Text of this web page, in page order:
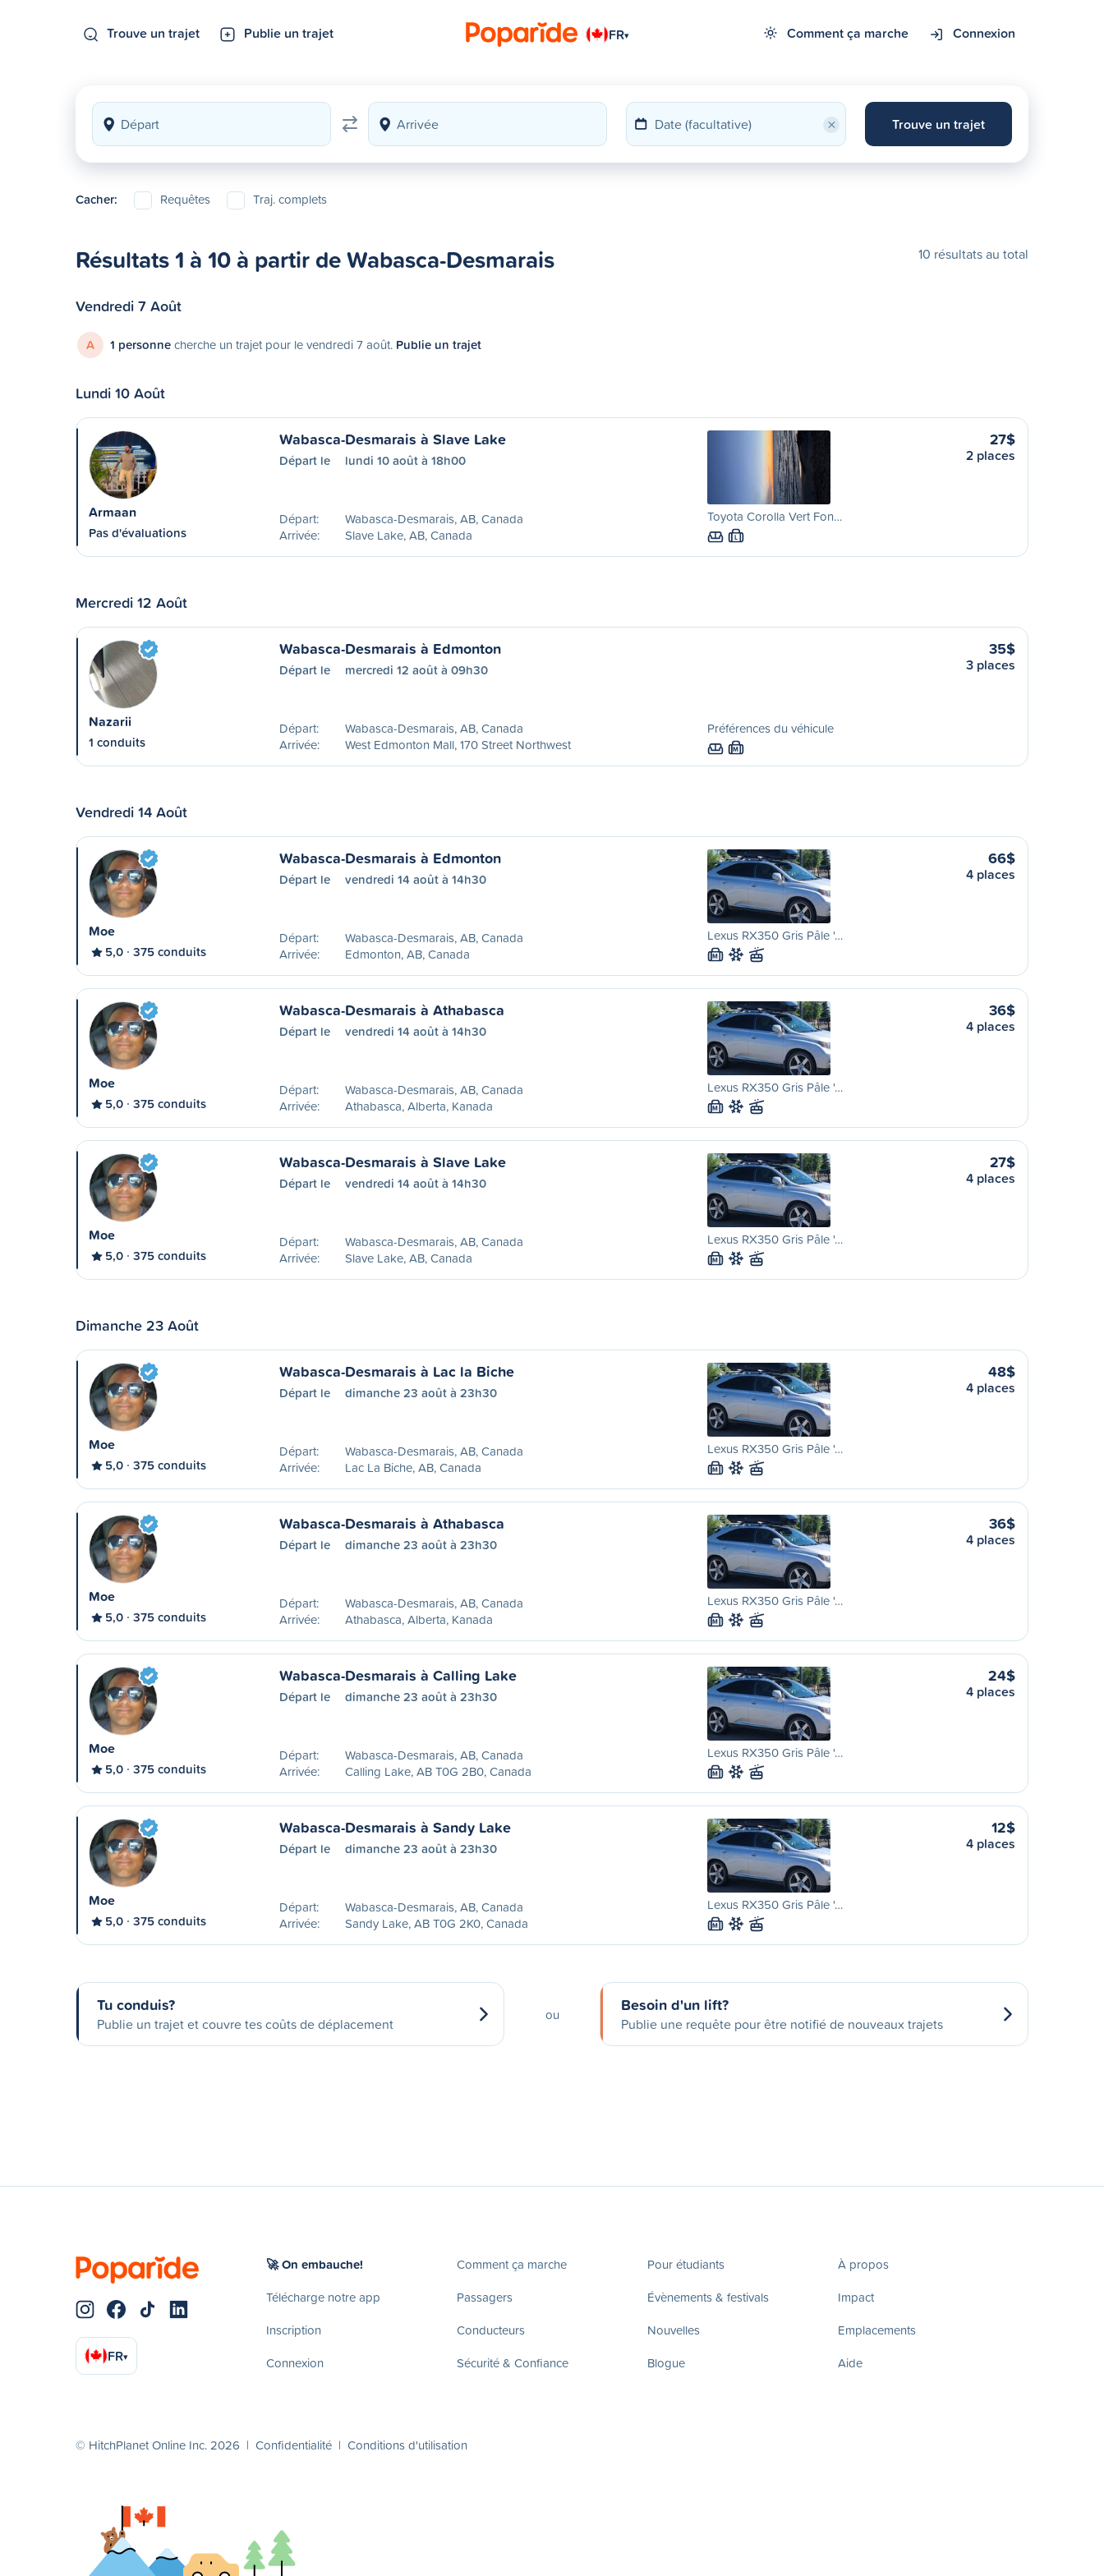
Trouve un trajet Publie un trajet FR▾ Comment ça marche Connexion
× Trouve un trajet
Cacher: Requêtes Traj. complets
Résultats 1 à 10 à partir de Wabasca-Desmarais 10 résultats au total
Vendredi 7 Août
A 1 personnecherche un trajet pour le vendredi 7 août. Publie un trajet
Lundi 10 Août
Armaan
Pas d'évaluations
Wabasca-Desmarais à Slave Lake
Départ le lundi 10 août à 18h00
Départ:
Wabasca-Desmarais, AB, Canada
Arrivée:
Slave Lake, AB, Canada
Toyota Corolla Vert Fon…
L
27$
2 places
Mercredi 12 Août
Nazarii
1 conduits
Wabasca-Desmarais à Edmonton
Départ le mercredi 12 août à 09h30
Départ:
Wabasca-Desmarais, AB, Canada
Arrivée:
West Edmonton Mall, 170 Street Northwest
Préférences du véhicule
M
35$
3 places
Vendredi 14 Août
Moe
5,0 375 conduits
Wabasca-Desmarais à Edmonton
Départ le vendredi 14 août à 14h30
Départ:
Wabasca-Desmarais, AB, Canada
Arrivée:
Edmonton, AB, Canada
Lexus RX350 Gris Pâle '…
M
66$
4 places
Moe
5,0 375 conduits
Wabasca-Desmarais à Athabasca
Départ le vendredi 14 août à 14h30
Départ:
Wabasca-Desmarais, AB, Canada
Arrivée:
Athabasca, Alberta, Kanada
Lexus RX350 Gris Pâle '…
M
36$
4 places
Moe
5,0 375 conduits
Wabasca-Desmarais à Slave Lake
Départ le vendredi 14 août à 14h30
Départ:
Wabasca-Desmarais, AB, Canada
Arrivée:
Slave Lake, AB, Canada
Lexus RX350 Gris Pâle '…
M
27$
4 places
Dimanche 23 Août
Moe
5,0 375 conduits
Wabasca-Desmarais à Lac la Biche
Départ le dimanche 23 août à 23h30
Départ:
Wabasca-Desmarais, AB, Canada
Arrivée:
Lac La Biche, AB, Canada
Lexus RX350 Gris Pâle '…
M
48$
4 places
Moe
5,0 375 conduits
Wabasca-Desmarais à Athabasca
Départ le dimanche 23 août à 23h30
Départ:
Wabasca-Desmarais, AB, Canada
Arrivée:
Athabasca, Alberta, Kanada
Lexus RX350 Gris Pâle '…
M
36$
4 places
Moe
5,0 375 conduits
Wabasca-Desmarais à Calling Lake
Départ le dimanche 23 août à 23h30
Départ:
Wabasca-Desmarais, AB, Canada
Arrivée:
Calling Lake, AB T0G 2B0, Canada
Lexus RX350 Gris Pâle '…
M
24$
4 places
Moe
5,0 375 conduits
Wabasca-Desmarais à Sandy Lake
Départ le dimanche 23 août à 23h30
Départ:
Wabasca-Desmarais, AB, Canada
Arrivée:
Sandy Lake, AB T0G 2K0, Canada
Lexus RX350 Gris Pâle '…
M
12$
4 places
Tu conduis?
Publie un trajet et couvre tes coûts de déplacement
ou Besoin d'un lift?
Publie une requête pour être notifié de nouveaux trajets
FR▾
🚀 On embauche!
Télécharge notre app
Inscription
Connexion
Comment ça marche
Passagers
Conducteurs
Sécurité & Confiance
Pour étudiants
Évènements & festivals
Nouvelles
Blogue
À propos
Impact
Emplacements
Aide
© HitchPlanet Online Inc. 2026 | Confidentialité | Conditions d'utilisation